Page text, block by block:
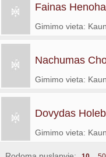
Fainas
Gimimo vieta:
Nachumas
Gimimo vieta:
Dovydas
Gimimo vieta: